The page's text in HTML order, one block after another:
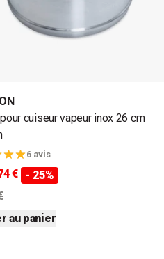
cuiseur vapeur inox 26 cm
6 avis
€ - 25%
au panier